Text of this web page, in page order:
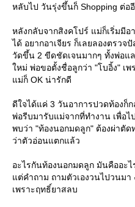
หลับไป วันรุ่งขึ้นก็ Shopping ต่อ
หลังกลับจากสิงคโปร์ แม่ก็เริ่มมี
ได้ อยากอาเจียร ก็เลยลองตรวจ
วัดขึ้น 2 ขีดชัดเจนมากๆ ทั้งพ่อแ
หม่ พ่อขอตั้งชื่อลูกว่า "โบอิ้ง" เพ
ม่ก็ OK น่ารักดี
ดีใจได้แค่ 3 วันอาการปวดท้อง
พ่อรีบมารับแม่จากที่ทำงาน เพื่อ
พบว่า "ท้องนอกมดลูก" ต้องผ่าตั
ว่าตัวอ่อนแตกแล้ว
อะไรกันท้องนอกมดลูก มันคืออะ
ต่คำถาม ถามตัวเองวนไปวนม
เพราะฤทธิ์ยาสลบ